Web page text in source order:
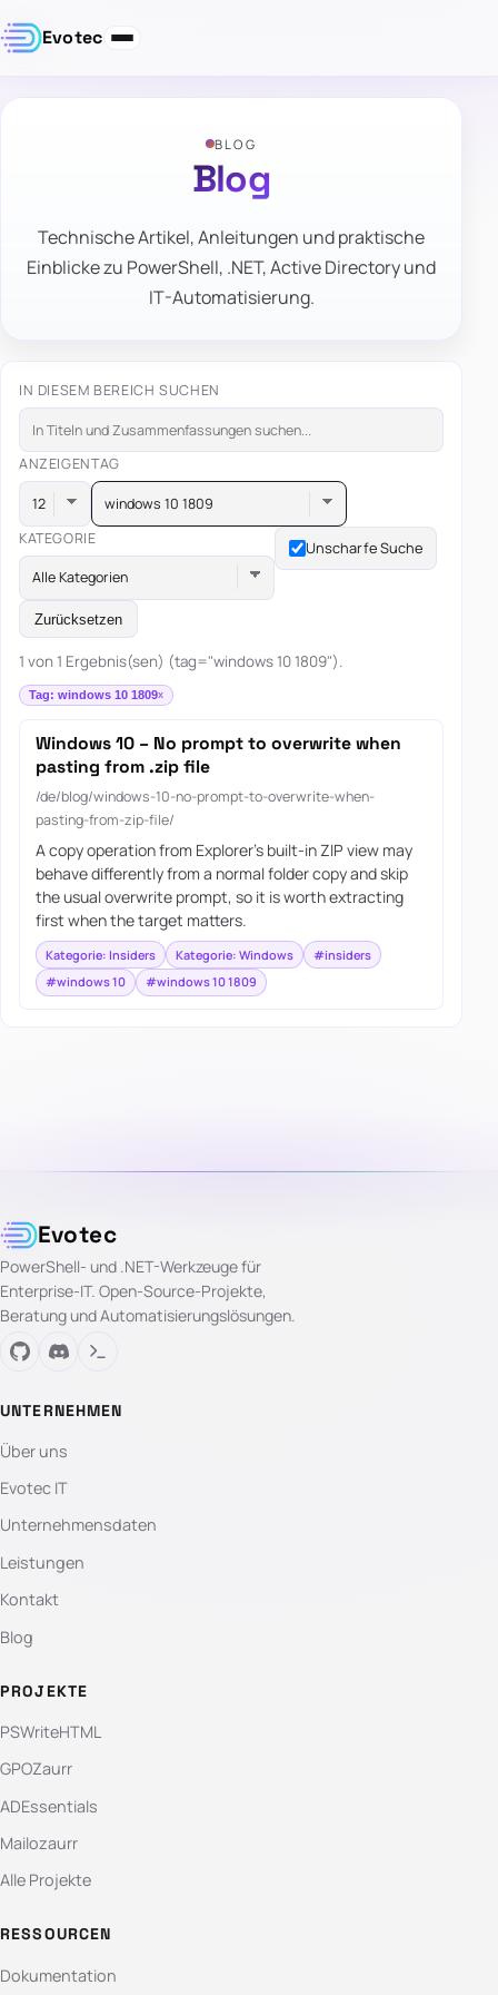
Evotec
BLOG
Blog
Technische Artikel, Anleitungen und praktische
Einblicke zu PowerShell, .NET, Active Directory und
IT-Automatisierung.
IN DIESEM BEREICH SUCHEN
ANZEIGENTAG
windows 10 1809
KATEGORIE
Alle Kategorien
Unscharfe Suche
Zurücksetzen
1 von 1 Ergebnis(sen) (tag="windows 10 1809").
Tag: windows 10 1809
Windows 10 – No prompt to overwrite when
pasting from .zip file
/de/blog/windows-10-no-prompt-to-overwrite-when-
pasting-from-zip-file/
A copy operation from Explorer's built-in ZIP view may
behave differently from a normal folder copy and skip
the usual overwrite prompt, so it is worth extracting
first when the target matters.
Kategorie: Insiders Kategorie: Windows
#insiders
#windows 10
#windows 10 1809
Evotec
PowerShell- und .NET-Werkzeuge für
Enterprise-IT. Open-Source-Projekte,
Beratung und Automatisierungslösungen.
UNTERNEHMEN
Über uns
Evotec IT
Unternehmensdaten
Leistungen
Kontakt
Blog
PROJEKTE
PSWriteHTML
GPOZaurr
ADEssentials
Mailozaurr
Alle Projekte
RESSOURCEN
Dokumentation